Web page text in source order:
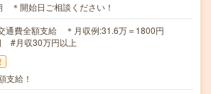
＊開始日ご相談ください！
通費全額支給 ＊月収例:31.6万＝1800円
#月収30万円以上
支給！